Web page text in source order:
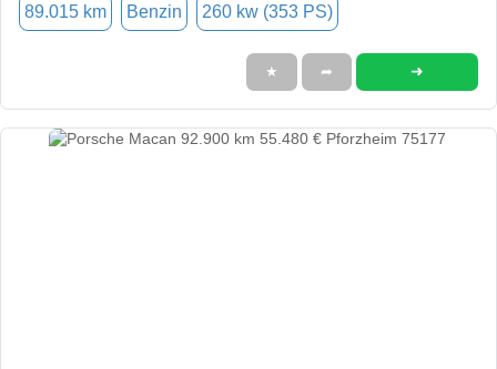
89.015 km Benzin 260 kw (353 PS)
★ ➦ ➜